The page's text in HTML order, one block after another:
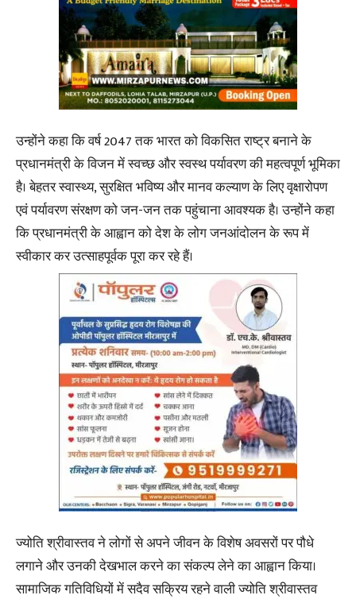
उन्होंने कहा कि वर्ष 2047 तक भारत को विकसित राष्ट्र बनाने के
प्रधानमंत्री के विजन में स्वच्छ और स्वस्थ पर्यावरण की महत्वपूर्ण भूमिका
है। बेहतर स्वास्थ्य, सुरक्षित भविष्य और मानव कल्याण के लिए वृक्षारोपण
एवं पर्यावरण संरक्षण को जन-जन तक पहुंचाना आवश्यक है। उन्होंने कहा
कि प्रधानमंत्री के आह्वान को देश के लोग जनआंदोलन के रूप में
स्वीकार कर उत्साहपूर्वक पूरा कर रहे हैं।
ज्योति श्रीवास्तव ने लोगों से अपने जीवन के विशेष अवसरों पर पौधे
लगाने और उनकी देखभाल करने का संकल्प लेने का आह्वान किया।
सामाजिक गतिविधियों में सदैव सक्रिय रहने वाली ज्योति श्रीवास्तव